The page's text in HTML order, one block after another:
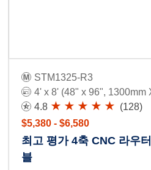
STM1325-R3
4' x 8' (48" x 96", 1300mm
4.8
(128)
$5,380 - $6,580
최고 평가 4축 CNC 라우
블